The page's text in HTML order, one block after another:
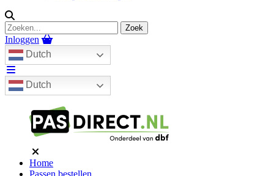
Inloggen
Dutch
Dutch
Home
Passen bestellen